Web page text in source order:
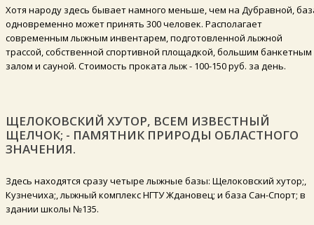
Хотя народу здесь бывает намного меньше, чем на Дубравной,
одновременно может принять 300 человек. Располагает
современным лыжным инвентарем, подготовленной лыжной
трассой, собственной спортивной площадкой, большим банкетным
залом и сауной. Стоимость проката лыж - 100-150 руб. за день.
ЩЕЛОКОВСКИЙ ХУТОР, ВСЕМ ИЗВЕСТНЫЙ
ЩЕЛЧОК; - ПАМЯТНИК ПРИРОДЫ ОБЛАСТНОГО
ЗНАЧЕНИЯ.
Здесь находятся сразу четыре лыжные базы: Щелоковский хутор;,
Кузнечиха;, лыжный комплекс НГТУ Ждановец; и база Сан-Спорт; в
здании школы №135.